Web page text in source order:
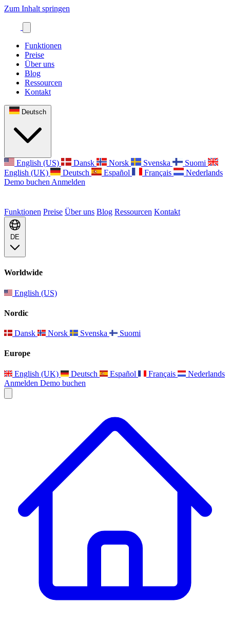
Zum Inhalt springen
Funktionen
Preise
Über uns
Blog
Ressourcen
Kontakt
Deutsch
English (US) Dansk Norsk Svenska
Suomi
English (UK)
Deutsch Español Français
Nederlands
Demo buchen Anmelden
Funktionen Preise Über uns Blog Ressourcen Kontakt
DE
Worldwide
English (US)
Nordic
Dansk Norsk Svenska Suomi
Europe
English (UK) Deutsch Español Français
Nederlands
Anmelden Demo buchen